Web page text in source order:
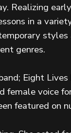
Realizing
in a
genres.
Eight
voice
featured on